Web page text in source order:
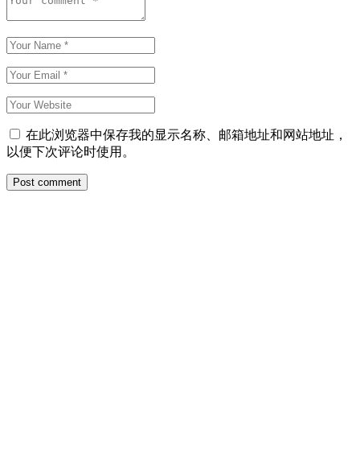
在此浏览器中保存我的显示名称、邮箱地址和网站地址，
以便下次评论时使用。